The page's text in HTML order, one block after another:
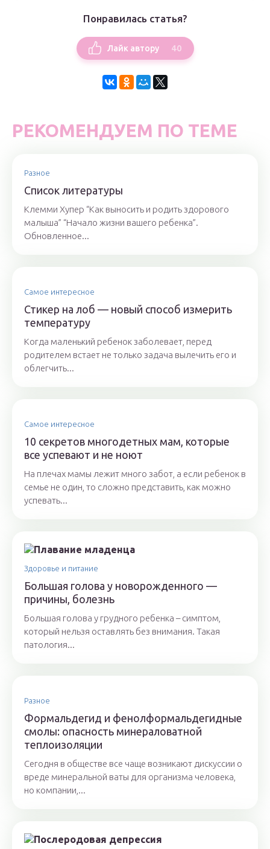
Понравилась статья?
Лайк автору 40
РЕКОМЕНДУЕМ ПО ТЕМЕ
Разное
Список литературы
Клемми Хупер “Как выносить и родить здорового
малыша” “Начало жизни вашего ребенка”.
Обновленное...
Самое интересное
Стикер на лоб — новый способ измерить
температуру
Когда маленький ребенок заболевает, перед
родителем встает не только задача вылечить его и
облегчить...
Самое интересное
10 секретов многодетных мам, которые
все успевают и не ноют
На плечах мамы лежит много забот, а если ребенок в
семье не один, то сложно представить, как можно
успевать...
Здоровье и питание
Большая голова у новорожденного —
причины, болезнь
Большая голова у грудного ребенка – симптом,
который нельзя оставлять без внимания. Такая
патология...
Разное
Формальдегид и фенолформальдегидные
смолы: опасность минераловатной
теплоизоляции
Сегодня в обществе все чаще возникают дискуссии о
вреде минеральной ваты для организма человека,
но компании,...